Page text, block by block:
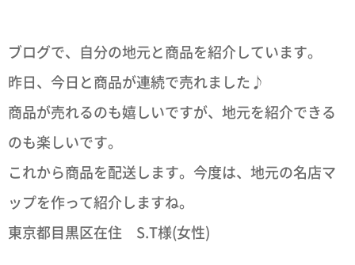
ブログで、自分の地元と商品を紹介しています。
昨日、今日と商品が連続で売れました♪
商品が売れるのも嬉しいですが、地元を紹介できる
のも楽しいです。
これから商品を配送します。今度は、地元の名店マ
ップを作って紹介しますね。
東京都目黒区在住 S.T様(女性)